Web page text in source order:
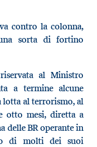
contro la colonna,
sorta di fortino
al Ministro
a termine alcune
al terrorismo, al
otto mesi, diretta a
delle BR operante in
di molti dei suoi